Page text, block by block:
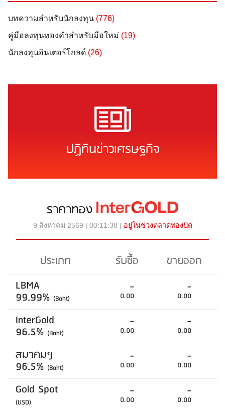
บทความสำหรับนักลงทุน (776)
คู่มือลงทุนทองคำสำหรับมือใหม่ (19)
นักลงทุนอินเตอร์โกลด์ (26)
ปฏิทินข่าวเศรษฐกิจ
ราคาทอง
9 สิงหาคม 2569 | 00:11:38 | อยู่ในช่วงตลาดทองปิด
ประเภท รับซื้อ
ขายออก
LBMA
99.99% (Baht)
-
0.00
-
0.00
InterGold
96.5% (Baht)
-
0.00
-
0.00
สมาคมฯ
96.5% (Baht)
-
0.00
-
0.00
Gold Spot
(USD)
-
0.00
-
0.00